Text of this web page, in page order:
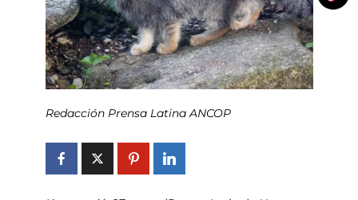
Redacción Prensa Latina ANCOP